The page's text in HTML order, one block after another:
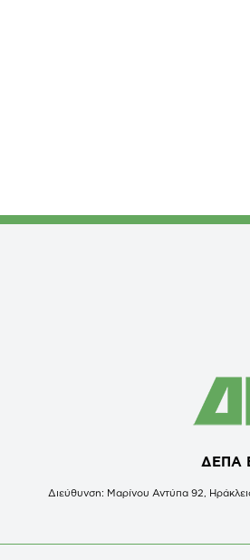
ΔΕΠΑ
Διεύθυνση: Μαρίνου Αντύπα 92,